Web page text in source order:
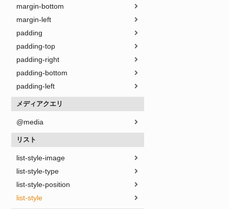
margin-bottom
margin-left
padding
padding-top
padding-right
padding-bottom
padding-left
メディアクエリ
@media
リスト
list-style-image
list-style-type
list-style-position
list-style